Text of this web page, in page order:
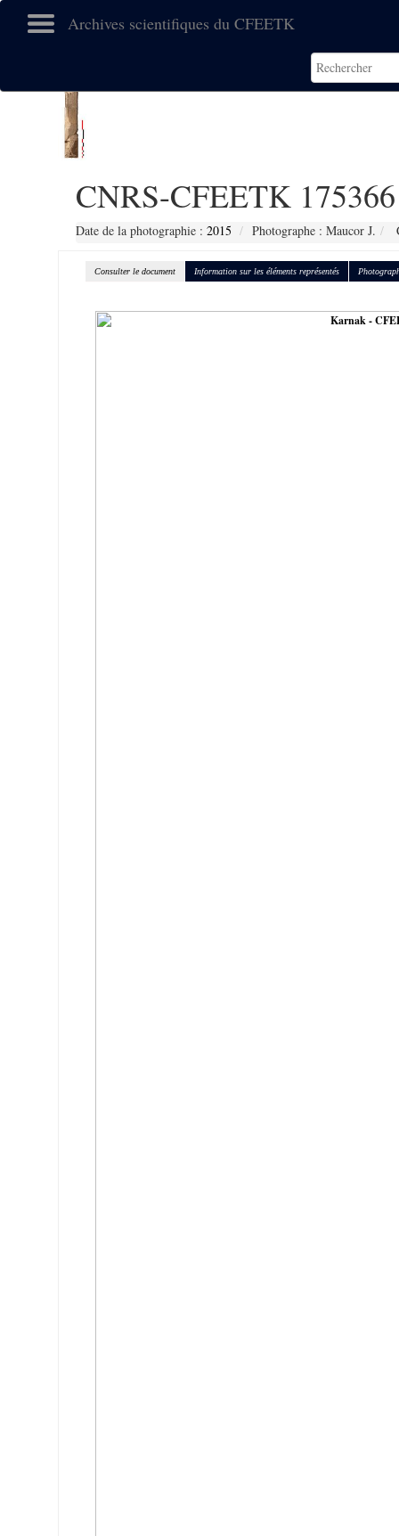
Archives scientifiques du CFEETK
CNRS-CFEETK 175366
Date de la photographie : 2015 Photographe : Maucor J.
Consulter le document Information sur les éléments représentés